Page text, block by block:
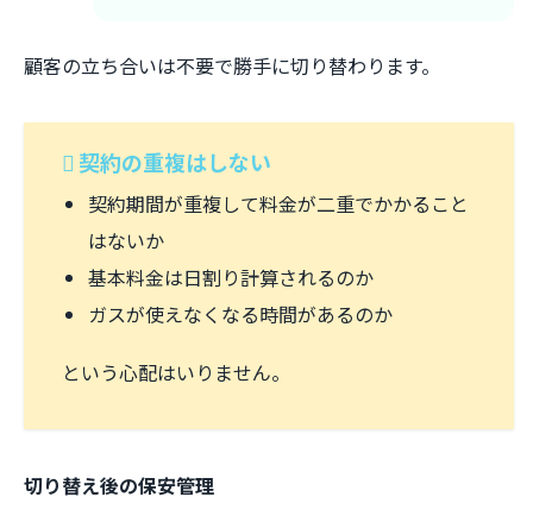
顧客の立ち合いは不要で勝手に切り替わります。
契約の重複はしない
契約期間が重複して料金が二重でかかること
はないか
基本料金は日割り計算されるのか
ガスが使えなくなる時間があるのか
という心配はいりません。
切り替え後の保安管理